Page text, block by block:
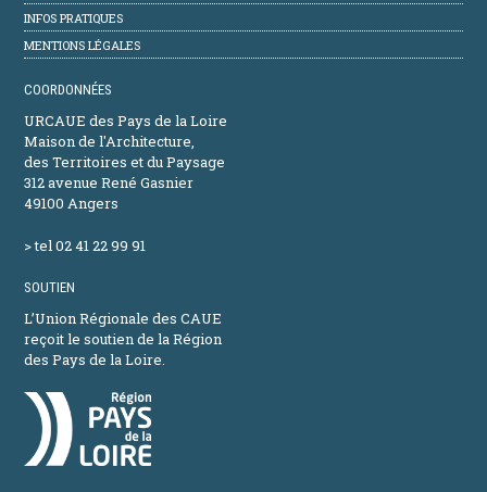
INFOS PRATIQUES
MENTIONS LÉGALES
COORDONNÉES
URCAUE des Pays de la Loire
Maison de l'Architecture,
des Territoires et du Paysage
312 avenue René Gasnier
49100 Angers
> tel 02 41 22 99 91
SOUTIEN
L’Union Régionale des CAUE
reçoit le soutien de la Région
des Pays de la Loire.